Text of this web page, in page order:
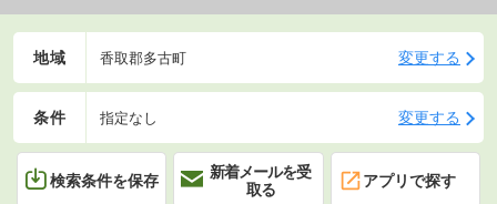
地域 香取郡多古町 変更する
条件 指定なし 変更する
検索条件を保存
新着メールを受
取る
アプリで探す